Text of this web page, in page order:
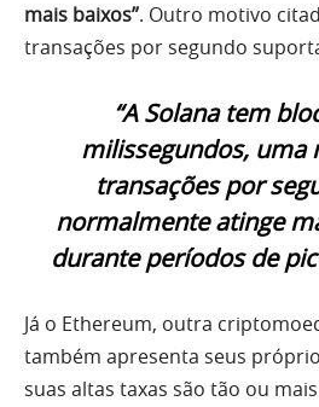
mais baixos”. Outro motivo
transações por segundo
“A Solana tem
milissegundos, uma
transações por
normalmente atinge
durante períodos de
Já o Ethereum, outra
também apresenta seus
suas altas taxas são tão ou